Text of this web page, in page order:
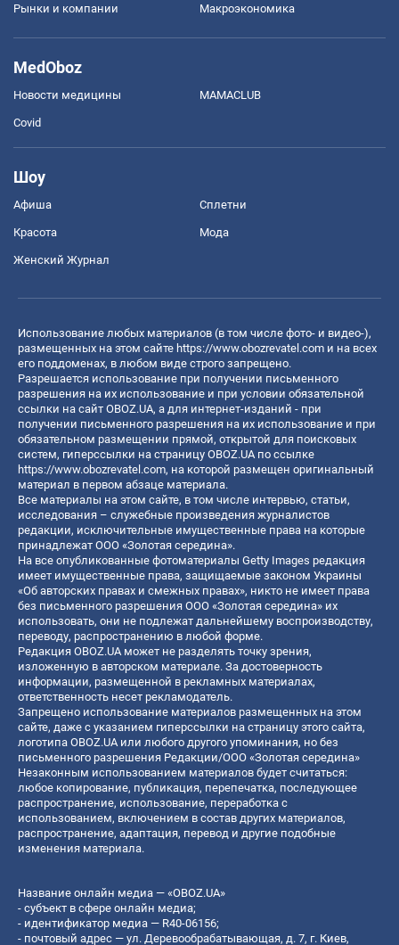
Рынки и компании Mакроэкономика
MedOboz
Новости медицины MAMACLUB
Covid
Шоу
Афиша Сплетни
Красота Мода
Женский Журнал
Использование любых материалов (в том числе фото- и видео-),
размещенных на этом сайте https://www.obozrevatel.com и на всех
его поддоменах, в любом виде строго запрещено.
Разрешается использование при получении письменного
разрешения на их использование и при условии обязательной
ссылки на сайт OBOZ.UA, а для интернет-изданий - при
получении письменного разрешения на их использование и при
обязательном размещении прямой, открытой для поисковых
систем, гиперссылки на страницу OBOZ.UA по ссылке
https://www.obozrevatel.com, на которой размещен оригинальный
материал в первом абзаце материала.
Все материалы на этом сайте, в том числе интервью, статьи,
исследования – служебные произведения журналистов
редакции, исключительные имущественные права на которые
принадлежат ООО «Золотая середина».
На все опубликованные фотоматериалы Getty Images редакция
имеет имущественные права, защищаемые законом Украины
«Об авторских правах и смежных правах», никто не имеет права
без письменного разрешения ООО «Золотая середина» их
использовать, они не подлежат дальнейшему воспроизводству,
переводу, распространению в любой форме.
Редакция OBOZ.UA может не разделять точку зрения,
изложенную в авторском материале. За достоверность
информации, размещенной в рекламных материалах,
ответственность несет рекламодатель.
Запрещено использование материалов размещенных на этом
сайте, даже с указанием гиперссылки на страницу этого сайта,
логотипа OBOZ.UA или любого другого упоминания, но без
письменного разрешения Редакции/ООО «Золотая середина»
Незаконным использованием материалов будет считаться:
любое копирование, публикация, перепечатка, последующее
распространение, использование, переработка с
использованием, включением в состав других материалов,
распространение, адаптация, перевод и другие подобные
изменения материала.
Название онлайн медиа — «OBOZ.UA»
- субъект в сфере онлайн медиа;
- идентификатор медиа — R40-06156;
- почтовый адрес — ул. Деревообрабатывающая, д. 7, г. Киев,